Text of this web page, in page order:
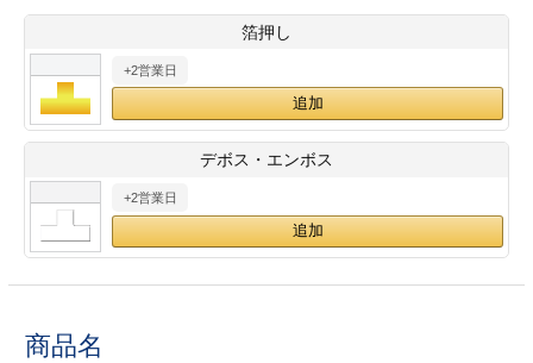
＆盛り上げ印刷
型マル型印刷
ード印刷
印刷
印刷
形マル型
印刷
土
1
2 3
8 9 10 11
12
14
15 16 17 18
19
25
26
28
29 30
箔押し
+2営業日
デボス・エンボス
+2営業日
商品名